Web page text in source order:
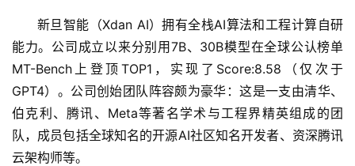
页
融
资
报
道
新旦智能（Xdan AI）拥有全栈AI算法和工程计算自研
能力。公司成立以来分别用7B、30B模型在全球公认榜单
MT-Bench上登顶TOP1，实现了Score:8.58（仅次于
GPT4）。公司创始团队阵容颇为豪华：这是一支由清华、
伯克利、腾讯、Meta等著名学术与工程界精英组成的团
队，成员包括全球知名的开源AI社区知名开发者、资深腾讯
云架构师等。